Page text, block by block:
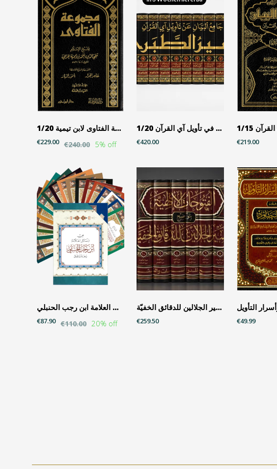
مجموعة الفتاوى لابن تيمية 1/20
€229.00 €240.00 5% off
تفسير الطبري - جامع البيان في تأويل آي القرآن 1/20
€420.00 €219.00
من رسائل العلامة ابن رجب الحنبلي
€87.90 €110.00 20% off
الفتوحات الإلهية بتوضيح تفسير الجلالين للدقائق الخفيّة
€259.50 €49.99